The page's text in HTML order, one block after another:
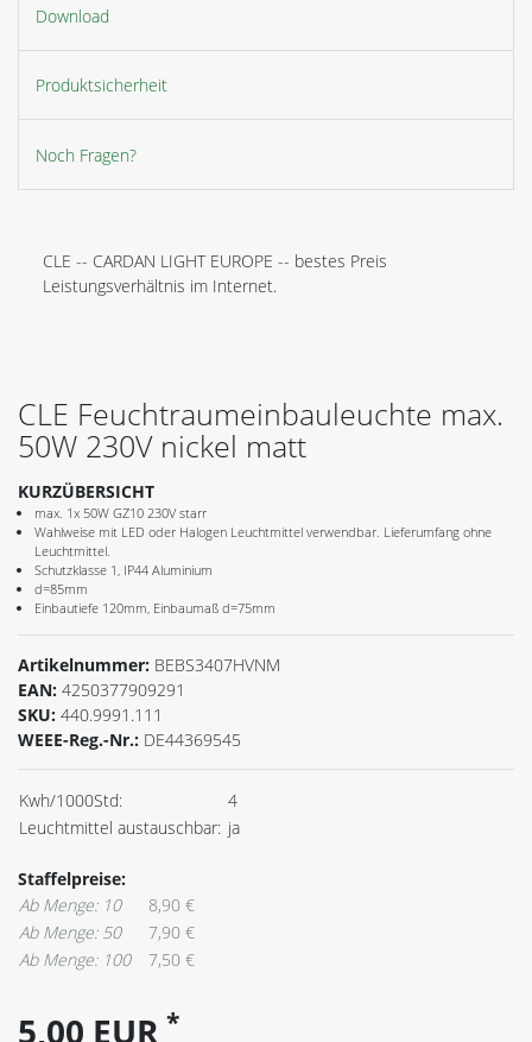
Download
Produktsicherheit
Noch Fragen?
CLE -- CARDAN LIGHT EUROPE -- bestes Preis
Leistungsverhältnis im Internet.
CLE Feuchtraumeinbauleuchte max.
50W 230V nickel matt
KURZÜBERSICHT
max. 1x 50W GZ10 230V starr
Wahlweise mit LED oder Halogen Leuchtmittel verwendbar. Lieferumfang ohne
Leuchtmittel.
Schutzklasse 1, IP44 Aluminium
d=85mm
Einbautiefe 120mm, Einbaumaß d=75mm
Artikelnummer: BEBS3407HVNM
EAN: 4250377909291
SKU: 440.9991.111
WEEE-Reg.-Nr.: DE44369545
Kwh/1000Std:
4
Leuchtmittel austauschbar: ja
Staffelpreise:
Ab Menge: 10
8,90 €
Ab Menge: 50
7,90 €
Ab Menge: 100
7,50 €
5,00 EUR *